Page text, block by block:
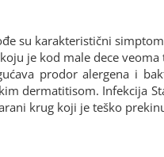
su karakteristični
je kod male dece veoma
prodor alergena i
dermatitisom. Infekcija
krug koji je teško